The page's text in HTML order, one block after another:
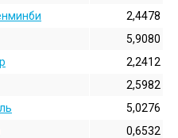
2,4478
5,9080
2,2412
2,5982
5,0276
0,6532